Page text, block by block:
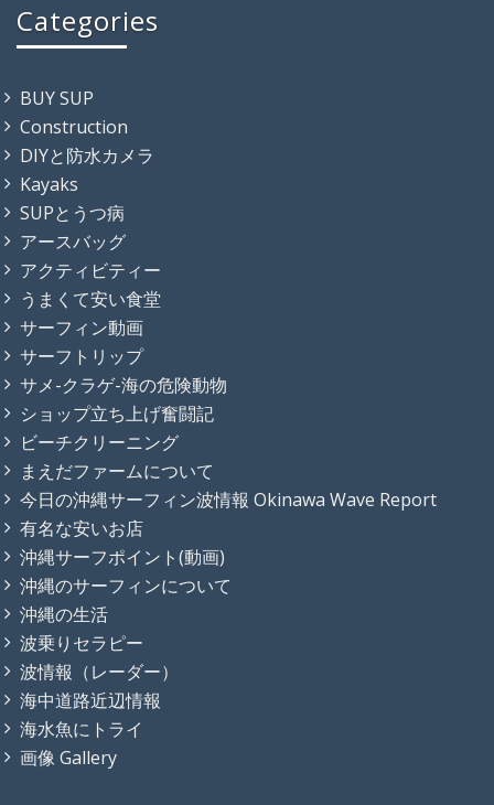
Categories
BUY SUP
Construction
DIYと防水カメラ
Kayaks
SUPとうつ病
アースバッグ
アクティビティー
うまくて安い食堂
サーフィン動画
サーフトリップ
サメ-クラゲ-海の危険動物
ショップ立ち上げ奮闘記
ビーチクリーニング
まえだファームについて
今日の沖縄サーフィン波情報 Okinawa Wave Report
有名な安いお店
沖縄サーフポイント(動画)
沖縄のサーフィンについて
沖縄の生活
波乗りセラピー
波情報（レーダー）
海中道路近辺情報
海水魚にトライ
画像 Gallery